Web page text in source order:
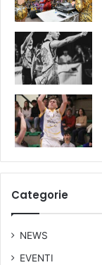
P
d
n
o
n
s
q
u
e
t
i
n
Categorie
NEWS
EVENTI